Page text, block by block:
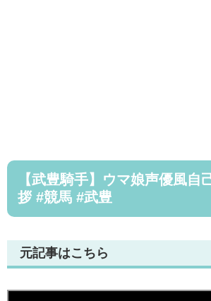
【武豊騎手】ウマ娘声優風自
拶 #競馬 #武豊
元記事はこちら